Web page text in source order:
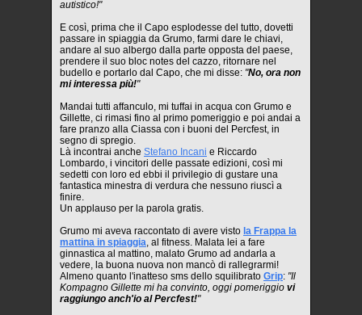
autistico!"
E così, prima che il Capo esplodesse del tutto, dovetti
passare in spiaggia da Grumo, farmi dare le chiavi,
andare al suo albergo dalla parte opposta del paese,
prendere il suo bloc notes del cazzo, ritornare nel
budello e portarlo dal Capo, che mi disse: "No, ora non
mi interessa più!"
Mandai tutti affanculo, mi tuffai in acqua con Grumo e
Gillette, ci rimasi fino al primo pomeriggio e poi andai a
fare pranzo alla Ciassa con i buoni del Percfest, in
segno di spregio.
Là incontrai anche Stefano Incani e Riccardo
Lombardo, i vincitori delle passate edizioni, così mi
sedetti con loro ed ebbi il privilegio di gustare una
fantastica minestra di verdura che nessuno riuscì a
finire.
Un applauso per la parola gratis.
Grumo mi aveva raccontato di avere visto la Frappa la
mattina in spiaggia, al fitness. Malata lei a fare
ginnastica al mattino, malato Grumo ad andarla a
vedere, la buona nuova non mancò di rallegrarmi!
Almeno quanto l'inatteso sms dello squilibrato Grip: "Il
Kompagno Gillette mi ha convinto, oggi pomeriggio vi
raggiungo anch'io al Percfest!"